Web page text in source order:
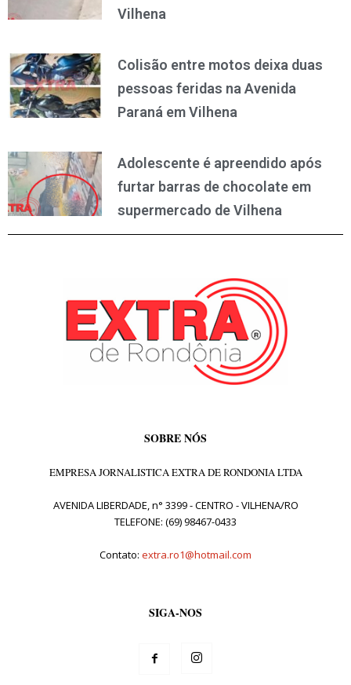
Vilhena
Colisão entre motos deixa duas
pessoas feridas na Avenida
Paraná em Vilhena
Adolescente é apreendido após
furtar barras de chocolate em
supermercado de Vilhena
SOBRE NÓS
EMPRESA JORNALISTICA EXTRA DE RONDONIA LTDA
AVENIDA LIBERDADE, n° 3399 - CENTRO - VILHENA/RO
TELEFONE: (69) 98467-0433
Contato: extra.ro1@hotmail.com
SIGA-NOS